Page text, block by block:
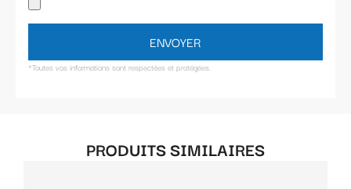
ENVOYER
*Toutes vos informations sont respectées et protégées.
PRODUITS SIMILAIRES